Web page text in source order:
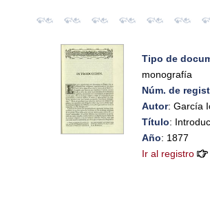
Tipo de
monografía
Núm. de
Autor: García
Título:
Año: 1877
Ir al registro